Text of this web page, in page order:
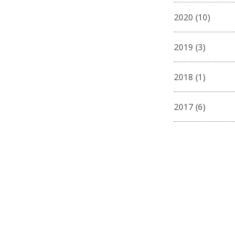
2020 (10)
2019 (3)
2018 (1)
2017 (6)